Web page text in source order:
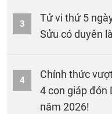
3
Tử vi thứ 5
Sửu có duyên
4
Chính thức
4 con giáp đón
năm 2026!